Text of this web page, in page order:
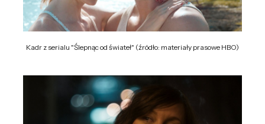
Kadr z serialu "Ślepnąc od świateł" (źródło: materiały prasowe HBO)